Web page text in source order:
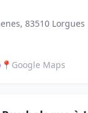
83510 Lorgues
📍 Google Maps